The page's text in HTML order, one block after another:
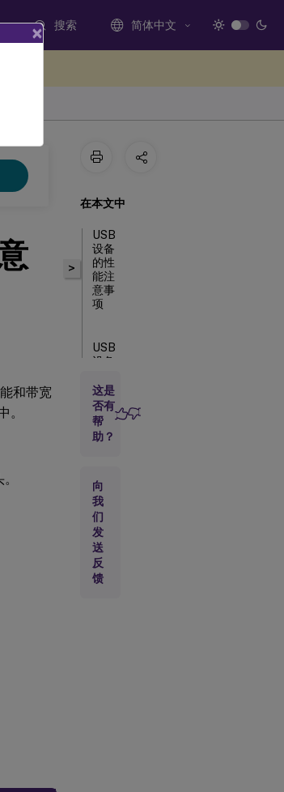
搜索 简体中文
和带宽
。
>
在本文中
USB
设备
的性
能注
意事
项
USB
设备
全性
注意
事项
重定
向的
兼容
性
配置
通用
这是
否有
帮
助？
向
我
们
发
送
反
馈
×